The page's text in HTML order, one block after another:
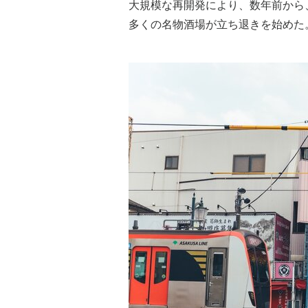
大規模な再開発により、数年前から
多くの名物酒場が立ち退きを始めた